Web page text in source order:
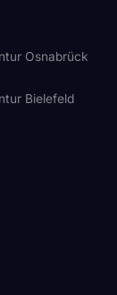
Osnabrück
Bielefeld